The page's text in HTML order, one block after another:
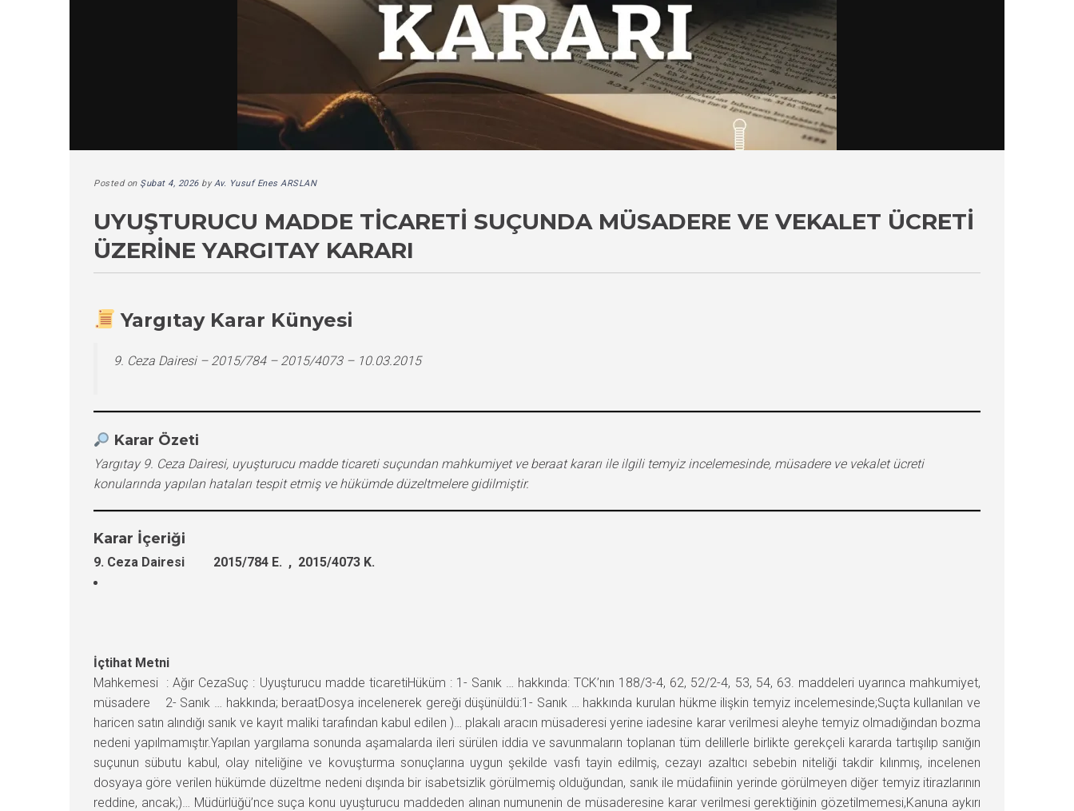
Posted on Şubat 4, 2026byAv. Yusuf Enes ARSLAN
UYUŞTURUCU MADDE TICARETI SUÇUNDA MÜSADERE VE VEKALET ÜCRETI
ÜZERINE YARGITAY KARARI
Yargıtay Karar Künyesi
9. Ceza Dairesi – 2015/784 – 2015/4073 – 10.03.2015
Karar Özeti
Yargıtay 9. Ceza Dairesi, uyuşturucu madde ticareti suçundan mahkumiyet ve beraat kararı ile ilgili temyiz incelemesinde, müsadere ve vekalet ücreti
konularında yapılan hataları tespit etmiş ve hükümde düzeltmelere gidilmiştir.
Karar İçeriği
9. Ceza Dairesi 2015/784 E. , 2015/4073 K.
İçtihat Metni
Mahkemesi : Ağır CezaSuç : Uyuşturucu madde ticaretiHüküm : 1- Sanık … hakkında: TCK’nın 188/3-4, 62, 52/2-4, 53, 54, 63. maddeleri uyarınca mahkumiyet,
müsadere 2- Sanık … hakkında; beraatDosya incelenerek gereği düşünüldü:1- Sanık … hakkında kurulan hükme ilişkin temyiz incelemesinde;Suçta kullanılan ve
haricen satın alındığı sanık ve kayıt maliki tarafından kabul edilen )… plakalı aracın müsaderesi yerine iadesine karar verilmesi aleyhe temyiz olmadığından bozma
nedeni yapılmamıştır.Yapılan yargılama sonunda aşamalarda ileri sürülen iddia ve savunmaların toplanan tüm delillerle birlikte gerekçeli kararda tartışılıp sanığın
suçunun sübutu kabul, olay niteliğine ve kovuşturma sonuçlarına uygun şekilde vasfı tayin edilmiş, cezayı azaltıcı sebebin niteliği takdir kılınmış, incelenen
dosyaya göre verilen hükümde düzeltme nedeni dışında bir isabetsizlik görülmemiş olduğundan, sanık ile müdafiinin yerinde görülmeyen diğer temyiz itirazlarının
reddine, ancak;)… Müdürlüğü’nce suça konu uyuşturucu maddeden alınan numunenin de müsaderesine karar verilmesi gerektiğinin gözetilmemesi,Kanuna aykırı